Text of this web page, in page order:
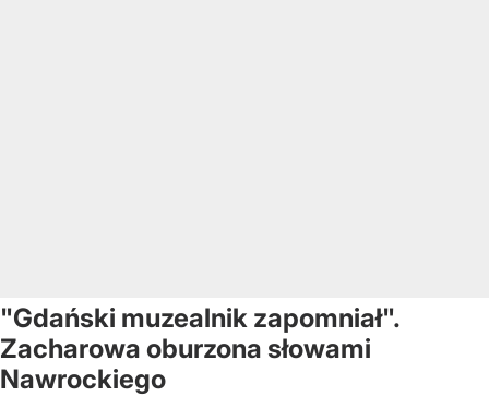
"Gdański muzealnik zapomniał".
Zacharowa oburzona słowami
Nawrockiego